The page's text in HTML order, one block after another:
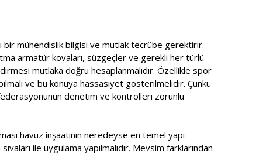
bir mühendislik bilgisi ve mutlak tecrübe gerektirir.
armatür kovaları, süzgeçler ve gerekli her türlü
mutlaka doğru hesaplanmalıdır. Özellikle spor
ve bu konuya hassasiyet gösterilmelidir. Çünkü
denetim ve kontrolleri zorunlu
havuz inşaatının neredeyse en temel yapı
ile uygulama yapılmalıdır. Mevsim farklarından